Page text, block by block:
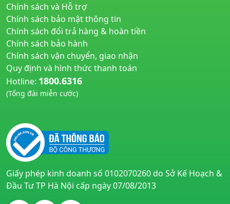
Chính sách và Hỗ trợ
Chính sách bảo mật thông tin
Chính sách đổi trả hàng & hoàn tiền
Chính sách bảo hành
Chính sách vận chuyển, giao nhận
Quy định và hình thức thanh toán
Hotline: 1800.6316
(Tổng đài miễn cước)
Giấy phép kinh doanh số 0102070260 do Sở Kế Hoạch &
Đầu Tư TP Hà Nội cấp ngày 07/08/2013